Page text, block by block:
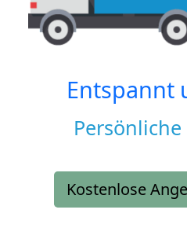
Entspannt
Kostenlose